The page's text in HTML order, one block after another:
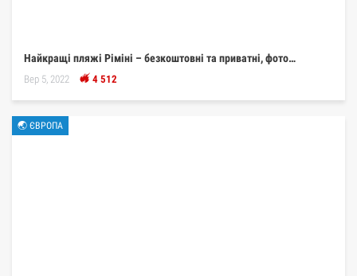
Найкращі пляжі Ріміні – безкоштовні та приватні, фото…
Вер 5, 2022 4 512
🌏 ЄВРОПА